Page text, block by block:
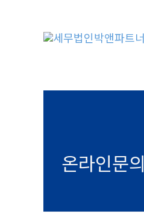
온라인문의